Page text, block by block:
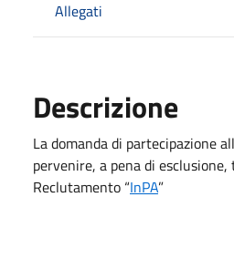
Allegati
Descrizione
La domanda di partecipazione
pervenire, a pena di
Reclutamento “InPA”